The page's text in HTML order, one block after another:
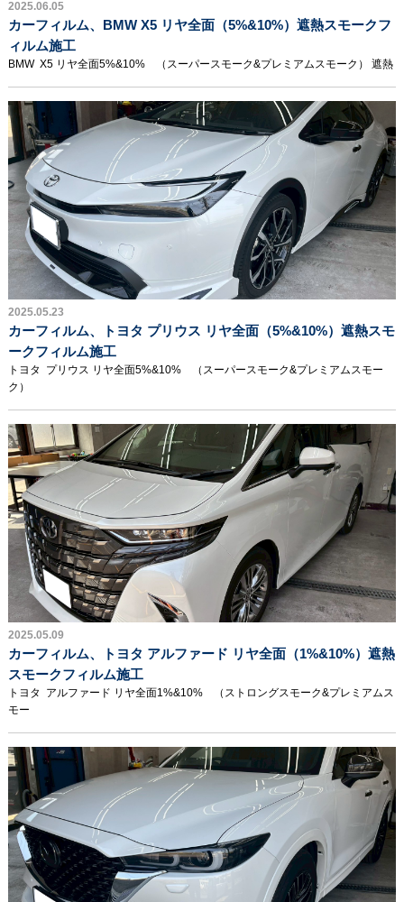
2025.06.05
カーフィルム、BMW X5 リヤ全面（5%&10%）遮熱スモークフ
ィルム施工
BMW X5 リヤ全面5%&10% （スーパースモーク&プレミアムスモーク） 遮熱
2025.05.23
カーフィルム、トヨタ プリウス リヤ全面（5%&10%）遮熱スモ
ークフィルム施工
トヨタ プリウス リヤ全面5%&10% （スーパースモーク&プレミアムスモー
ク）
2025.05.09
カーフィルム、トヨタ アルファード リヤ全面（1%&10%）遮熱
スモークフィルム施工
トヨタ アルファード リヤ全面1%&10% （ストロングスモーク&プレミアムス
モー